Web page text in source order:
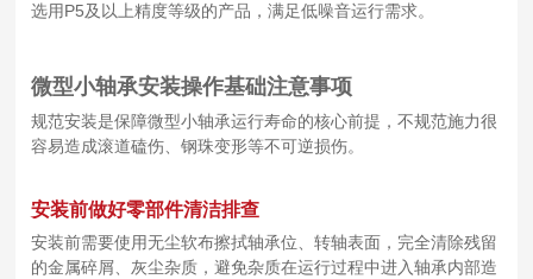
选用P5及以上精度等级的产品，满足低噪音运行需求。
微型小轴承安装操作基础注意事项
规范安装是保障微型小轴承运行寿命的核心前提，不规范施力很
容易造成滚道磕伤、钢珠变形等不可逆损伤。
安装前做好零部件清洁排查
安装前需要使用无尘软布擦拭轴承位、转轴表面，完全清除残留
的金属碎屑、灰尘杂质，避免杂质在运行过程中进入轴承内部造